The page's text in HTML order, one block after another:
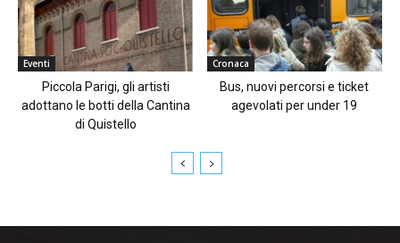
Eventi
Piccola Parigi, gli artisti
adottano le botti della Cantina
di Quistello
Cronaca
Bus, nuovi percorsi e ticket
agevolati per under 19